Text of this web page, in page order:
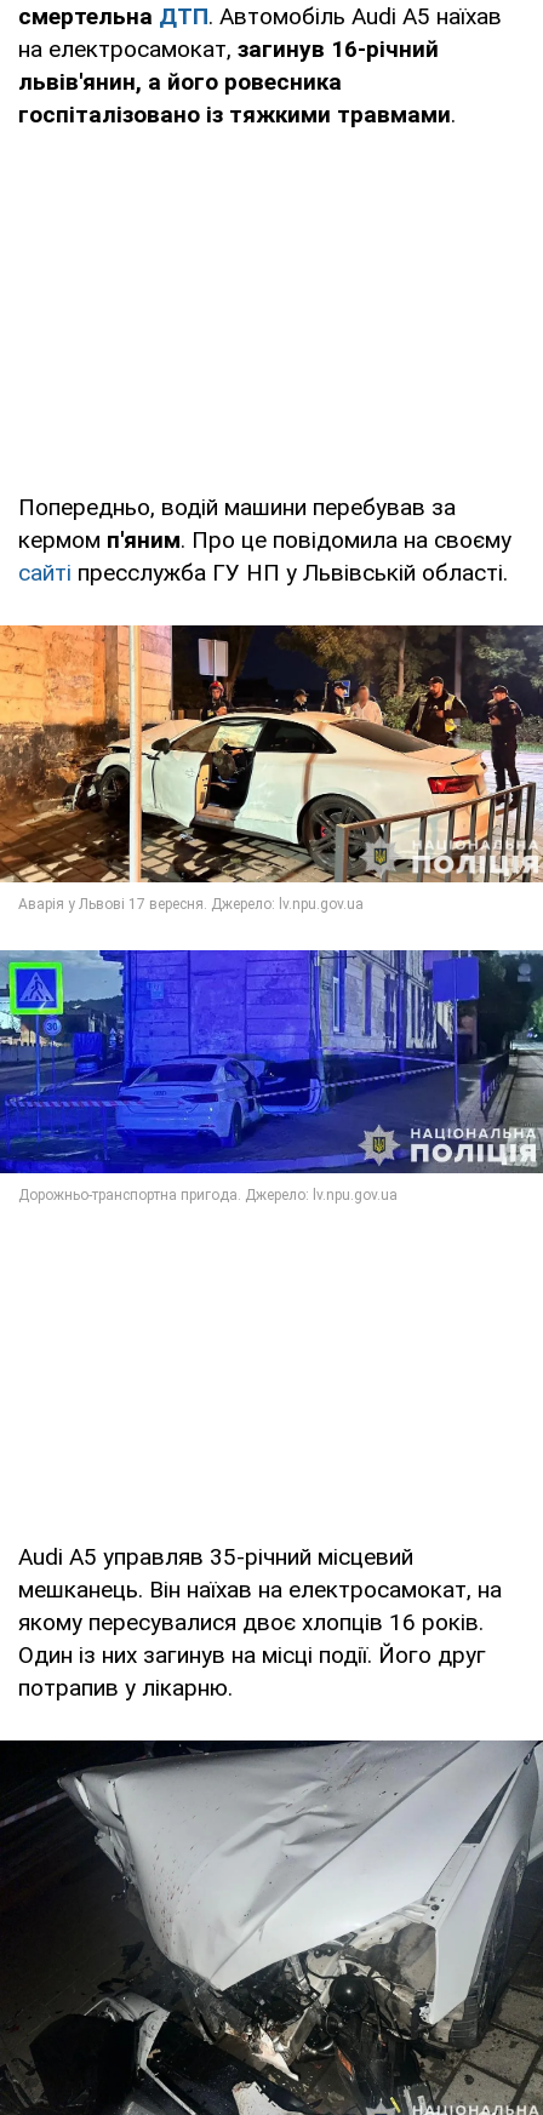
смертельна ДТП. Автомобіль Audi A5 наїхав
на електросамокат, загинув 16-річний
львів'янин, а його ровесника
госпіталізовано із тяжкими травмами.
Попередньо, водій машини перебував за
кермом п'яним. Про це повідомила на своєму
сайті пресслужба ГУ НП у Львівській області.
Audi A5 управляв 35-річний місцевий
мешканець. Він наїхав на електросамокат, на
якому пересувалися двоє хлопців 16 років.
Один із них загинув на місці події. Його друг
потрапив у лікарню.